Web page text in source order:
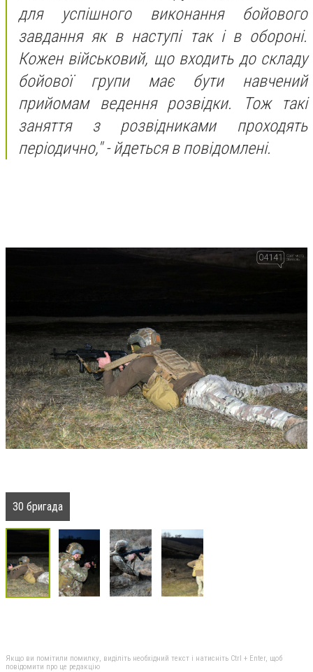
для успішного виконання бойового
завдання як в наступі так і в обороні.
Кожен військовий, що входить до складу
бойової групи має бути навчений
прийомам ведення розвідки. Тож такі
заняття з розвідниками проходять
періодично," - йдеться в повідомлені.
30 бригада
Якщо ви помітили помилку, виділіть необхідний текст і натисніть Ctrl + Enter, щоб
повідомити про це редакцію